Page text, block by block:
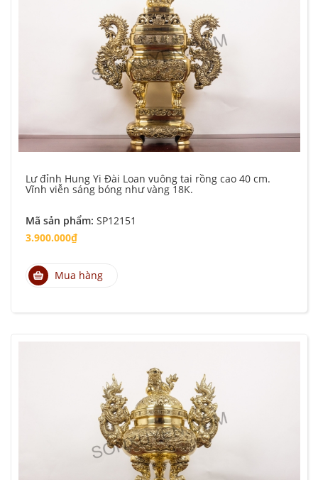
Lư đỉnh Hung Yi Đài Loan vuông tai rồng cao 40 cm.
Vĩnh viễn sáng bóng như vàng 18K.
Mã sản phẩm: SP12151
3.900.000₫
Mua hàng